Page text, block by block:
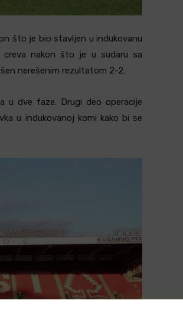
što je bio stavljen u indukovanu
creva nakon što je u sudaru sa
nerešenim rezultatom 2-2.
u dve faze. Drugi deo operacije
u indukovanoj komi kako bi se